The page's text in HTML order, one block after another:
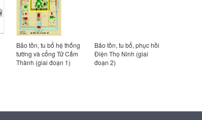
Bảo tồn, tu bổ hệ thống
tường và cổng Tử Cấm
Thành (giai đoạn 1)
Bảo tồn, tu bổ, phục hồi
Điện Thọ Ninh (giai
đoạn 2)